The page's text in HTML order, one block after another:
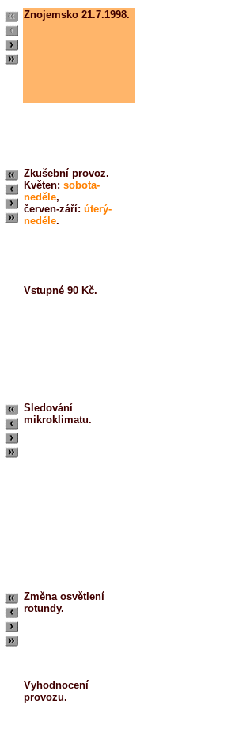
Znojemsko 21.7.1998.
Zkušební provoz.
Květen: sobota-
neděle,
červen-září: úterý-
neděle.
Vstupné 90 Kč.
Sledování
mikroklimatu.
Změna osvětlení
rotundy.
Vyhodnocení
provozu.